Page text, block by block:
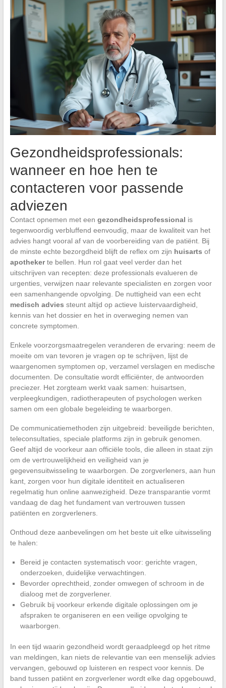
Gezondheidsprofessionals:
wanneer en hoe hen te
contacteren voor passende
adviezen
Contact opnemen met een gezondheidsprofessional is
tegenwoordig verbluffend eenvoudig, maar de kwaliteit van het
advies hangt vooral af van de voorbereiding van de patiënt. Bij
de minste echte bezorgdheid blijft de reflex om zijn huisarts of
apothekerte bellen. Hun rol gaat veel verder dan het
uitschrijven van recepten: deze professionals evalueren de
urgenties, verwijzen naar relevante specialisten en zorgen voor
een samenhangende opvolging. De nuttigheid van een echt
medisch advies steunt altijd op actieve luistervaardigheid,
kennis van het dossier en het in overweging nemen van
concrete symptomen.
Enkele voorzorgsmaatregelen veranderen de ervaring: neem de
moeite om van tevoren je vragen op te schrijven, lijst de
waargenomen symptomen op, verzamel verslagen en medische
documenten. De consultatie wordt efficiënter, de antwoorden
preciezer. Het zorgteam werkt vaak samen: huisartsen,
verpleegkundigen, radiotherapeuten of psychologen werken
samen om een globale begeleiding te waarborgen.
De communicatiemethoden zijn uitgebreid: beveiligde berichten,
teleconsultaties, speciale platforms zijn in gebruik genomen.
Geef altijd de voorkeur aan officiële tools, die alleen in staat zijn
om de vertrouwelijkheid en veiligheid van je
gegevensuitwisseling te waarborgen. De zorgverleners, aan hun
kant, zorgen voor hun digitale identiteit en actualiseren
regelmatig hun online aanwezigheid. Deze transparantie vormt
vandaag de dag het fundament van vertrouwen tussen
patiënten en zorgverleners.
Onthoud deze aanbevelingen om het beste uit elke uitwisseling
te halen:
Bereid je contacten systematisch voor: gerichte vragen,
onderzoeken, duidelijke verwachtingen.
Bevorder oprechtheid, zonder omwegen of schroom in de
dialoog met de zorgverlener.
Gebruik bij voorkeur erkende digitale oplossingen om je
afspraken te organiseren en een veilige opvolging te
waarborgen.
In een tijd waarin gezondheid wordt geraadpleegd op het ritme
van meldingen, kan niets de relevantie van een menselijk advies
vervangen, gebouwd op luisteren en respect voor kennis. De
band tussen patiënt en zorgverlener wordt elke dag opgebouwd,